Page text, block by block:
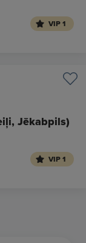
VIP 1
Jēkabpils)
VIP 1